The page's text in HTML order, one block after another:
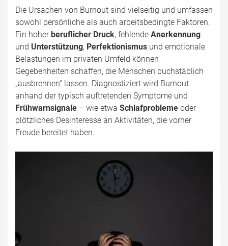
Die Ursachen von Burnout sind vielseitig und umfassen
sowohl persönliche als auch arbeitsbedingte Faktoren.
Ein hoherberuflicher Druck, fehlende Anerkennung
und Unterstützung, Perfektionismus und emotionale
Belastungen im privaten Umfeld können
Gegebenheiten schaffen, die Menschen buchstäblich
„ausbrennen“ lassen. Diagnostiziert wird Burnout
anhand der typisch auftretenden Symptome und
Frühwarnsignale – wie etwa Schlafprobleme oder
plötzliches Desinteresse an Aktivitäten, die vorher
Freude bereitet haben.